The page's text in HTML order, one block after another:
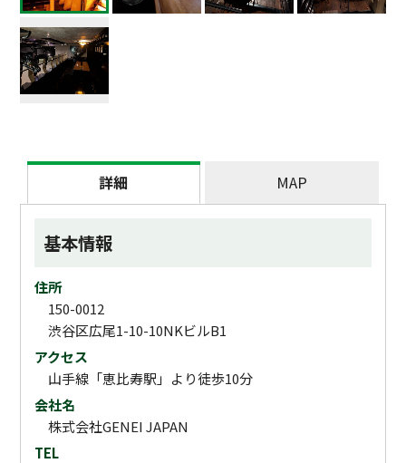
詳細 MAP
基本情報
住所
150-0012
渋谷区広尾1-10-10NKビルB1
アクセス
山手線「恵比寿駅」より徒歩10分
会社名
株式会社GENEI JAPAN
TEL